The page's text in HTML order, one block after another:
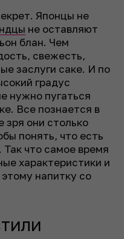
Японцы не
не оставляют
блан. Чем
свежесть,
заслуги саке. И по
градус
нужно пугаться
Все познается в
зря они столько
понять, что есть
Так что самое время
характеристики и
напитку со